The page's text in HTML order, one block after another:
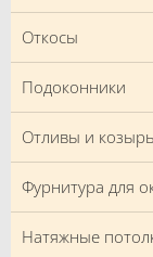
Откосы
Подоконники
Отливы и
Фурнитура для
Натяжные